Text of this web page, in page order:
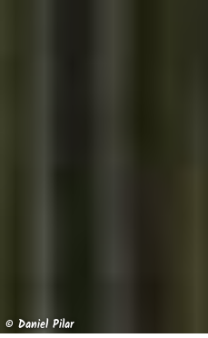
© Daniel Pilar